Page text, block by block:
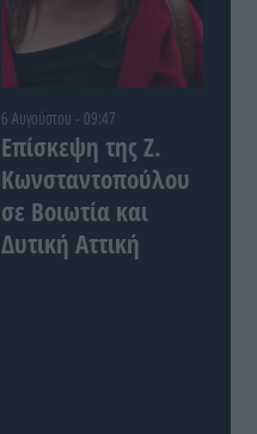
6 Αυγούστου - 09:47
Επίσκεψη της Ζ.
Κωνσταντοπούλου
σε Βοιωτία και
Δυτική Αττική